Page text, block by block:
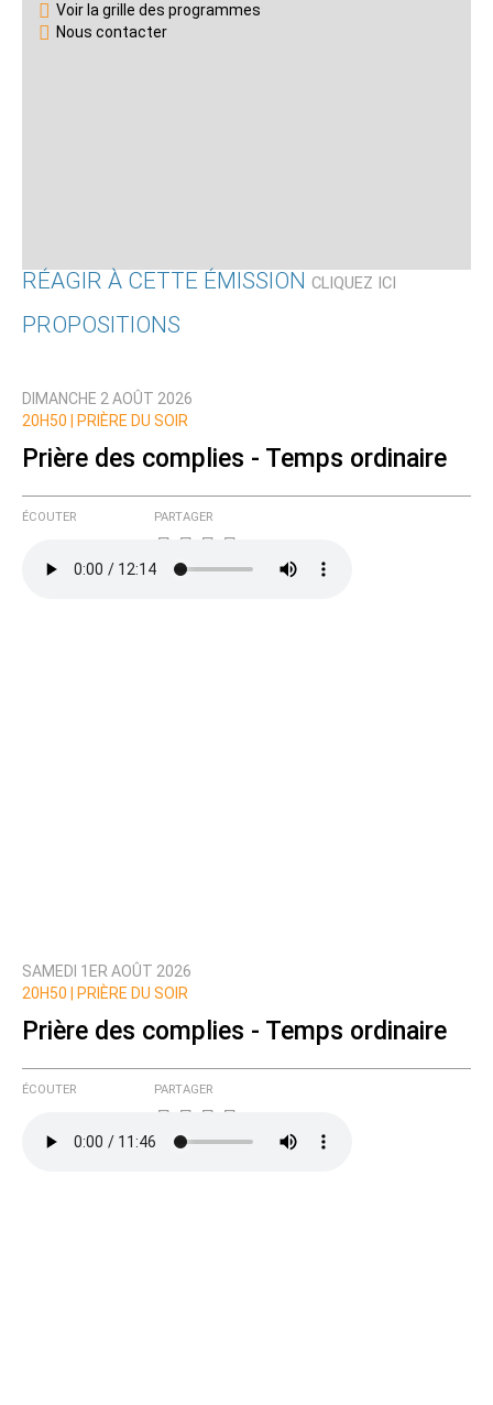
Voir la grille des programmes
Nous contacter
RÉAGIR À CETTE ÉMISSION CLIQUEZ ICI
Nom
Courriel (non publié)
Prévenez-moi de tous les nouveaux commentaires
PROPOSITIONS
DIMANCHE 2 AOÛT 2026
20H50 |
PRIÈRE DU SOIR
Prière des complies - Temps ordinaire
ÉCOUTER PARTAGER
SAMEDI 1ER AOÛT 2026
20H50 |
PRIÈRE DU SOIR
Prière des complies - Temps ordinaire
ÉCOUTER PARTAGER